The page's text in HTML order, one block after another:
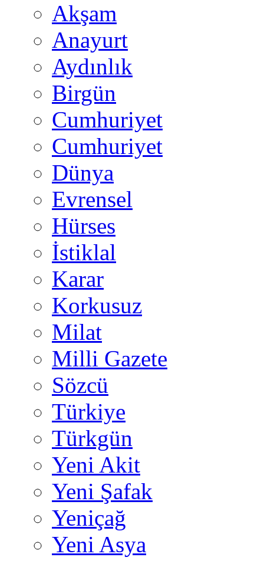
Akşam
Anayurt
Aydınlık
Birgün
Cumhuriyet
Cumhuriyet
Dünya
Evrensel
Hürses
İstiklal
Karar
Korkusuz
Milat
Milli Gazete
Sözcü
Türkiye
Türkgün
Yeni Akit
Yeni Şafak
Yeniçağ
Yeni Asya